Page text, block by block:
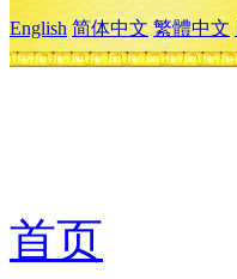
English 简体中文 繁體中文
首页